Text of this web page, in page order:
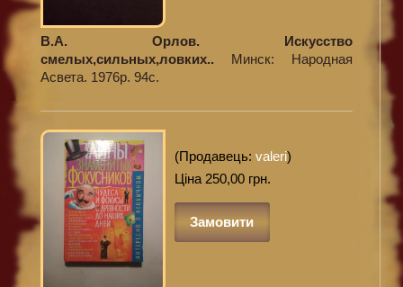
В.А. Орлов. Искусство
смелых,сильных,ловких.. Минск: Народная
Асвета. 1976р. 94с.
(Продавець: valeri)
Ціна 250,00 грн.
Замовити